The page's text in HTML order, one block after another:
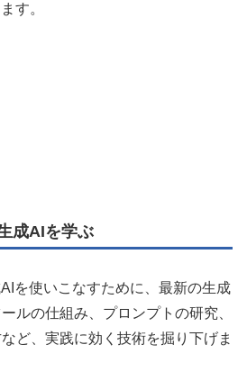
す。
成AIを学ぶ
を使いこなすために、最新の生成
ルの仕組み、プロンプトの研究、
ど、実践に効く技術を掘り下げま